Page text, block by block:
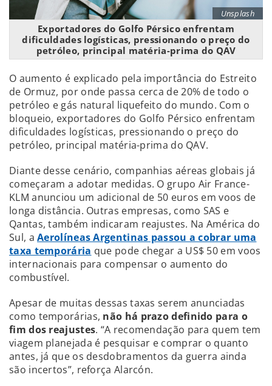
Unsplash
Exportadores do Golfo Pérsico enfrentam
dificuldades logísticas, pressionando o preço do
petróleo, principal matéria-prima do QAV
O aumento é explicado pela importância do Estreito
de Ormuz, por onde passa cerca de 20% de todo o
petróleo e gás natural liquefeito do mundo. Com o
bloqueio, exportadores do Golfo Pérsico enfrentam
dificuldades logísticas, pressionando o preço do
petróleo, principal matéria-prima do QAV.
Diante desse cenário, companhias aéreas globais já
começaram a adotar medidas. O grupo Air France-
KLM anunciou um adicional de 50 euros em voos de
longa distância. Outras empresas, como SAS e
Qantas, também indicaram reajustes. Na América do
Sul, aAerolíneas Argentinas passou a cobrar uma
taxa temporária que pode chegar a US$ 50 em voos
internacionais para compensar o aumento do
combustível.
Apesar de muitas dessas taxas serem anunciadas
como temporárias, não há prazo definido para o
fim dos reajustes. “A recomendação para quem tem
viagem planejada é pesquisar e comprar o quanto
antes, já que os desdobramentos da guerra ainda
são incertos”, reforça Alarcón.